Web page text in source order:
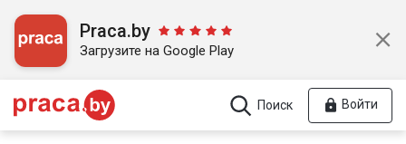
Praca.by
Загрузите на Google Play
Поиск Войти